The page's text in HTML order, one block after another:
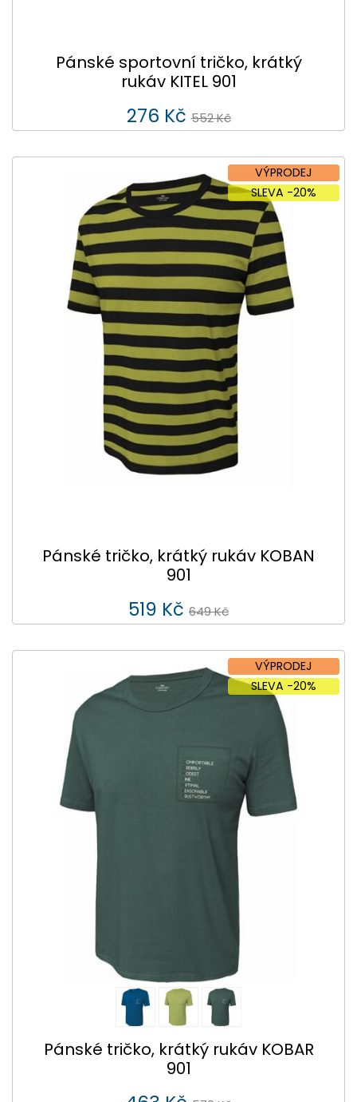
Pánské sportovní tričko, krátký
rukáv KITEL 901
276 Kč 552 Kč
VÝPRODEJ
SLEVA -20%
Pánské tričko, krátký rukáv KOBAN
901
519 Kč 649 Kč
VÝPRODEJ
SLEVA -20%
Pánské tričko, krátký rukáv KOBAR
901